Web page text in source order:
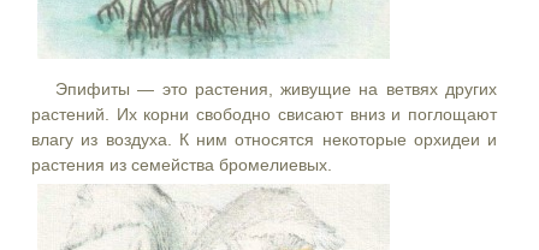
Эпифиты — это растения, живущие на ветвях других
растений. Их корни свободно свисают вниз и поглощают
влагу из воздуха. К ним относятся некоторые орхидеи и
растения из семейства бромелиевых.